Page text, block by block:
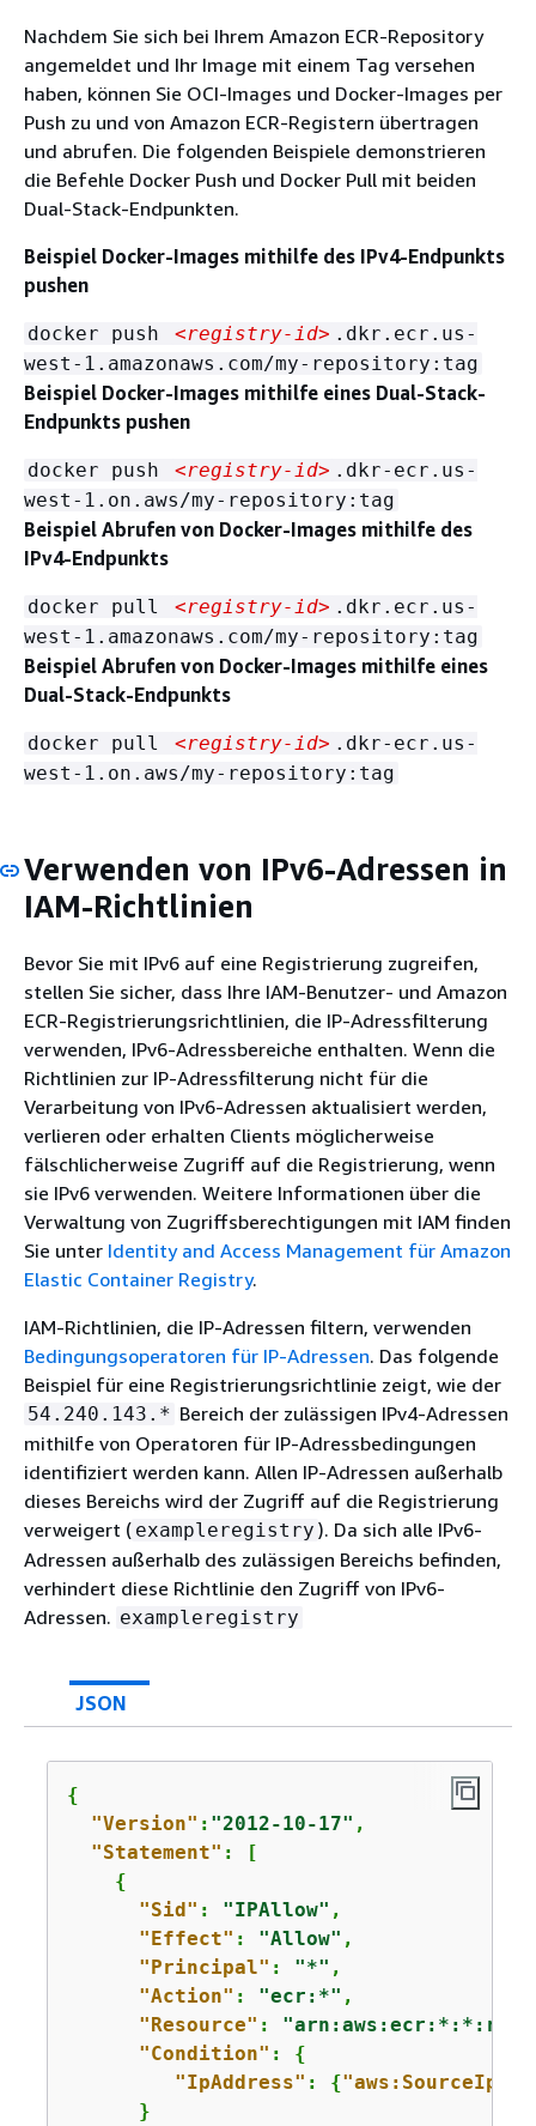
Nachdem Sie sich bei Ihrem Amazon ECR-Repository
angemeldet und Ihr Image mit einem Tag versehen
haben, können Sie OCI-Images und Docker-Images per
Push zu und von Amazon ECR-Registern übertragen
und abrufen. Die folgenden Beispiele demonstrieren
die Befehle Docker Push und Docker Pull mit beiden
Dual-Stack-Endpunkten.
Beispiel Docker-Images mithilfe des IPv4-Endpunkts
pushen
docker push <registry-id> .dkr.ecr.us-
west-1.amazonaws.com/my-repository:tag
Beispiel Docker-Images mithilfe eines Dual-Stack-
Endpunkts pushen
docker push <registry-id> .dkr-ecr.us-
west-1.on.aws/my-repository:tag
Beispiel Abrufen von Docker-Images mithilfe des
IPv4-Endpunkts
docker pull <registry-id> .dkr.ecr.us-
west-1.amazonaws.com/my-repository:tag
Beispiel Abrufen von Docker-Images mithilfe eines
Dual-Stack-Endpunkts
docker pull <registry-id> .dkr-ecr.us-
west-1.on.aws/my-repository:tag
Verwenden von IPv6-Adressen in
IAM-Richtlinien
Bevor Sie mit IPv6 auf eine Registrierung zugreifen,
stellen Sie sicher, dass Ihre IAM-Benutzer- und Amazon
ECR-Registrierungsrichtlinien, die IP-Adressfilterung
verwenden, IPv6-Adressbereiche enthalten. Wenn die
Richtlinien zur IP-Adressfilterung nicht für die
Verarbeitung von IPv6-Adressen aktualisiert werden,
verlieren oder erhalten Clients möglicherweise
fälschlicherweise Zugriff auf die Registrierung, wenn
sie IPv6 verwenden. Weitere Informationen über die
Verwaltung von Zugriffsberechtigungen mit IAM finden
Sie unter Identity and Access Management für Amazon
Elastic Container Registry.
IAM-Richtlinien, die IP-Adressen filtern, verwenden
Bedingungsoperatoren für IP-Adressen. Das folgende
Beispiel für eine Registrierungsrichtlinie zeigt, wie der
54.240.143.* Bereich der zulässigen IPv4-Adressen
mithilfe von Operatoren für IP-Adressbedingungen
identifiziert werden kann. Allen IP-Adressen außerhalb
dieses Bereichs wird der Zugriff auf die Registrierung
verweigert ( exampleregistry ). Da sich alle IPv6-
Adressen außerhalb des zulässigen Bereichs befinden,
verhindert diese Richtlinie den Zugriff von IPv6-
Adressen. exampleregistry
JSON
{
"Version" : "2012-10-17" ,
"Statement" : [
{
"Sid" : "IPAllow" ,
"Effect" : "Allow" ,
"Principal" : "*" ,
"Action" : "ecr:*" ,
"Resource" :
"Condition" : {
"IpAddress" : {"aws:SourceIp"
      }